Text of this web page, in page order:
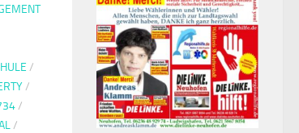
/
/
/
/